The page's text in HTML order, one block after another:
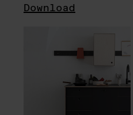
Download